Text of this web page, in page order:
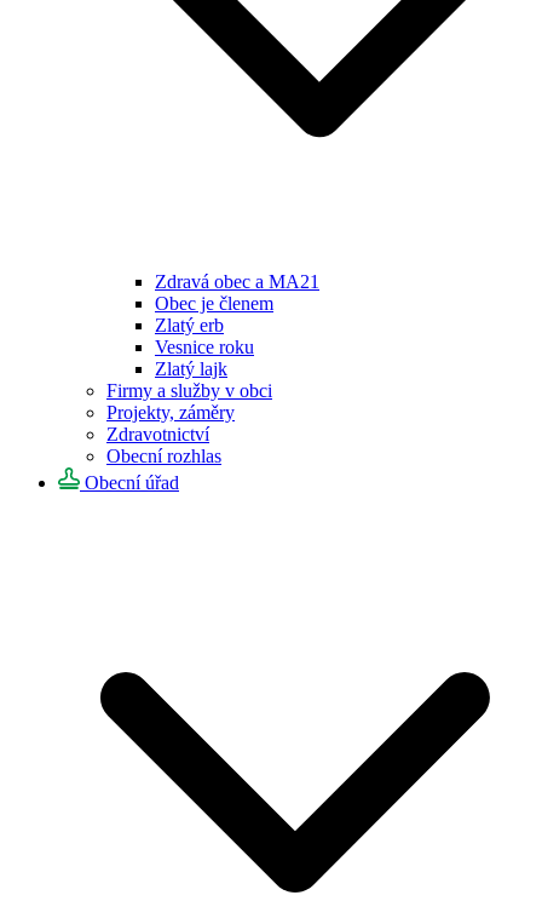
Zdravá obec a MA21
Obec je členem
Zlatý erb
Vesnice roku
Zlatý lajk
Firmy a služby v obci
Projekty, záměry
Zdravotnictví
Obecní rozhlas
Obecní úřad